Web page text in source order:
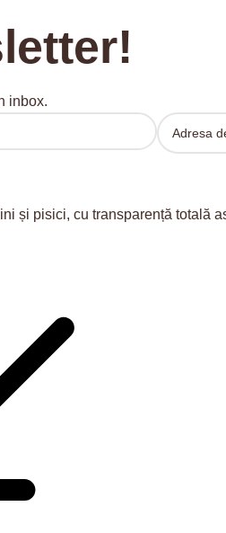
inbox.
și pisici, cu transparență totală